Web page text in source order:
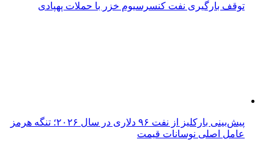
توقف بارگیری نفت کنسرسیوم خزر با حملات پهپادی
پیش‌بینی بارکلیز از نفت ۹۶ دلاری در سال ۲۰۲۶؛ تنگه هرمز
عامل اصلی نوسانات قیمت